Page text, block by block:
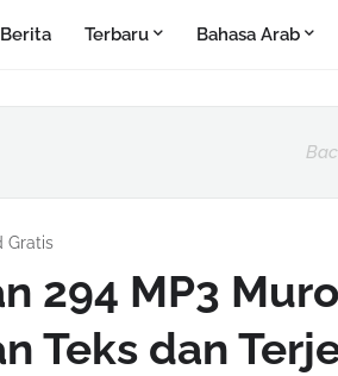
Berita Terbaru Bahasa Arab
Gratis
294 MP3
Teks dan